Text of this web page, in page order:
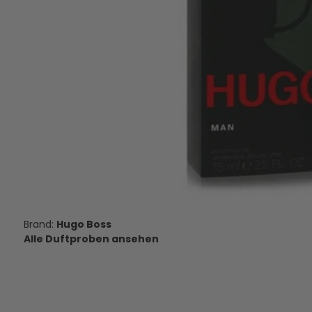
de Parfum -
AUF LAGER
Hugo Boss
Alle Duftproben ansehen